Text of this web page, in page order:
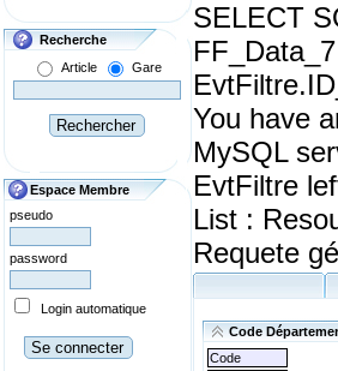
Recherche
Article
Gare
Espace Membre
pseudo
password
Login automatique
SELECT
You have
MySQL
EvtFiltre
List :
Requete
Code
Code